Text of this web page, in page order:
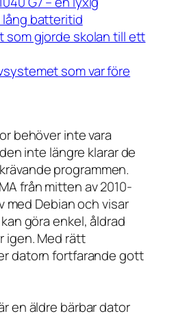
batteritid
som gjorde skolan till ett
som var före
behöver inte vara
inte längre klarar de
programmen.
från mitten av 2010-
Debian och visar
göra enkel, åldrad
igen. Med rätt
datorn fortfarande gott
en äldre bärbar dator